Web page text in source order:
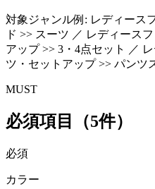
対象ジャンル例: レディース
ド >> スーツ ／ レディース
アップ >> 3・4点セット ／
ツ・セットアップ >> パンツ
MUST
必須項目（5件）
必須
カラー